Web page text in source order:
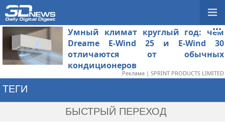
Умный климат круглый год: чем
Dreame E-Wind 25 и E-Wind 30
отличаются от обычных
кондиционеров
Реклама | SPRINT PRODUCTS LIMITED
ТЕГИ
БЫСТРЫЙ ПЕРЕХОД